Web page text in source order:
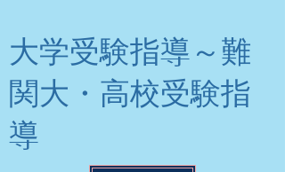
大学受験指導～難
関大・高校受験指
導